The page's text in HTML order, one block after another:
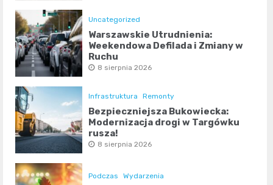
Uncategorized
Warszawskie Utrudnienia:
Weekendowa Defilada i Zmiany w
Ruchu
8 sierpnia 2026
Infrastruktura Remonty
Bezpieczniejsza Bukowiecka:
Modernizacja drogi w Targówku
rusza!
8 sierpnia 2026
Podczas Wydarzenia